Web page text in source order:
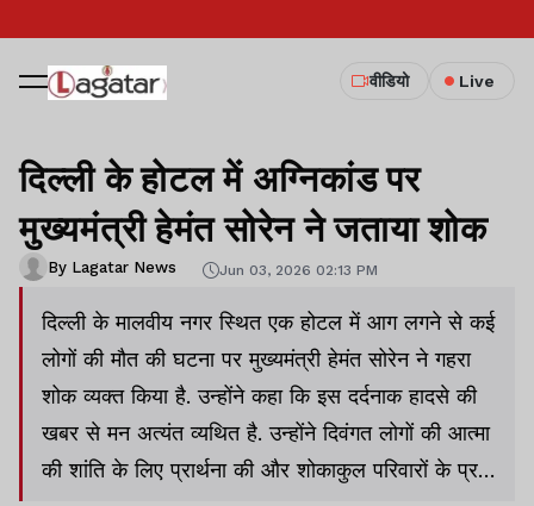
वीडियो Live
दिल्ली के होटल में अग्निकांड पर
मुख्यमंत्री हेमंत सोरेन ने जताया शोक
By Lagatar News Jun 03, 2026 02:13 PM
दिल्ली के मालवीय नगर स्थित एक होटल में आग लगने से कई
लोगों की मौत की घटना पर मुख्यमंत्री हेमंत सोरेन ने गहरा
शोक व्यक्त किया है. उन्होंने कहा कि इस दर्दनाक हादसे की
खबर से मन अत्यंत व्यथित है. उन्होंने दिवंगत लोगों की आत्मा
की शांति के लिए प्रार्थना की और शोकाकुल परिवारों के प्रति